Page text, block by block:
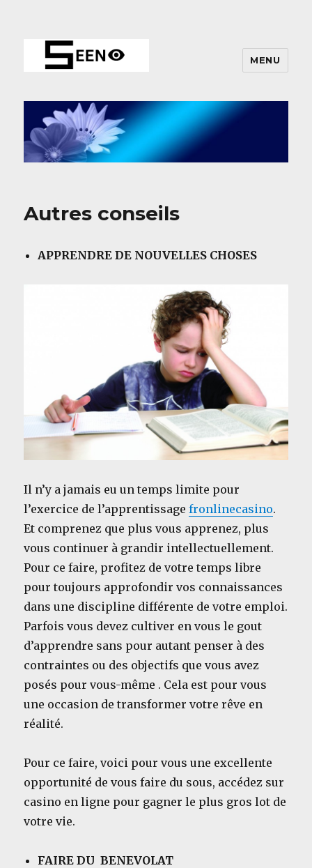
MENU
Autres conseils
APPRENDRE DE NOUVELLES CHOSES
Il n’y a jamais eu un temps limite pour
l’exercice de l’apprentissagefronlinecasino.
Et comprenez que plus vous apprenez, plus
vous continuer à grandir intellectuellement.
Pour ce faire, profitez de votre temps libre
pour toujours approfondir vos connaissances
dans une discipline différente de votre emploi.
Parfois vous devez cultiver en vous le gout
d’apprendre sans pour autant penser à des
contraintes ou des objectifs que vous avez
posés pour vous-même . Cela est pour vous
une occasion de transformer votre rêve en
réalité.
Pour ce faire, voici pour vous une excellente
opportunité de vous faire du sous, accédez sur
casino en ligne pour gagner le plus gros lot de
votre vie.
FAIRE DU BENEVOLAT